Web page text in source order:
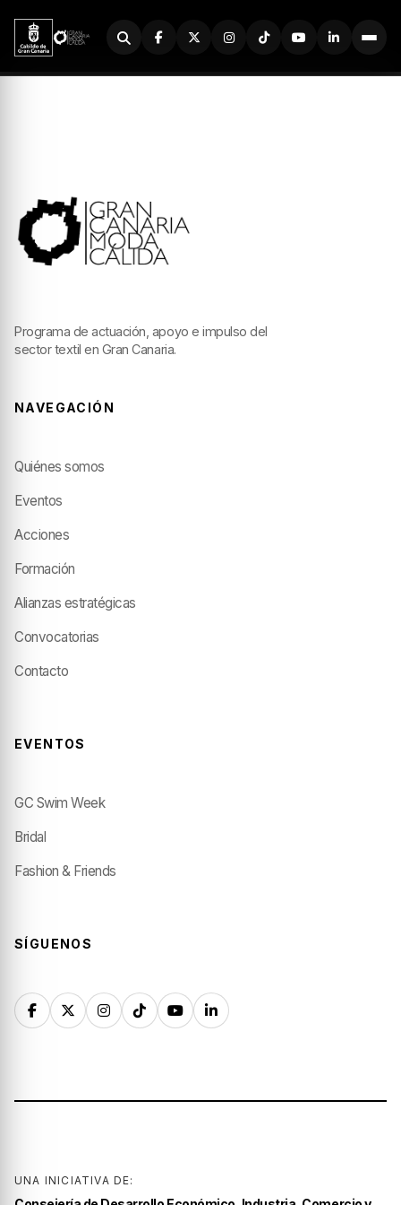
Buscador
Programa de actuación, apoyo e impulso del
sector textil en Gran Canaria.
NAVEGACIÓN
Quiénes somos
Eventos
Acciones
Formación
Alianzas estratégicas
Convocatorias
Contacto
EVENTOS
GC Swim Week
Bridal
Fashion & Friends
SÍGUENOS
UNA INICIATIVA DE: